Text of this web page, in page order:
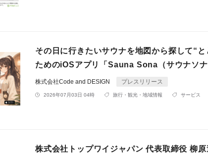
その日に行きたいサウナを地図から探して“
ためのiOSアプリ「Sauna Sona（サウナソ
株式会社Code and DESIGN プレスリリース
2026年07月03日 04時 旅行・観光・地域情報 サービス
株式会社トップワイジャパン 代表取締役 柳